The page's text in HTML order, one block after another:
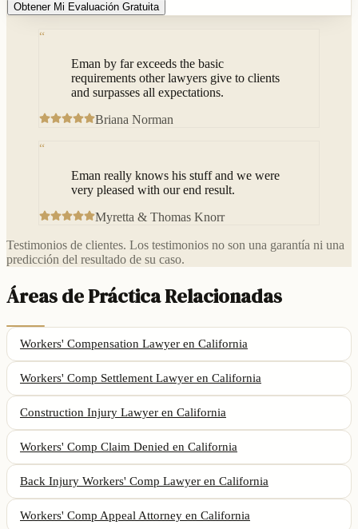
Obtener Mi Evaluación Gratuita
“
Eman by far exceeds the basic
requirements other lawyers give to clients
and surpasses all expectations.
Briana Norman
“
Eman really knows his stuff and we were
very pleased with our end result.
Myretta & Thomas Knorr
Testimonios de clientes. Los testimonios no son una garantía ni una
predicción del resultado de su caso.
Áreas de Práctica Relacionadas
Workers' Compensation Lawyer en California
Workers' Comp Settlement Lawyer en California
Construction Injury Lawyer en California
Workers' Comp Claim Denied en California
Back Injury Workers' Comp Lawyer en California
Workers' Comp Appeal Attorney en California